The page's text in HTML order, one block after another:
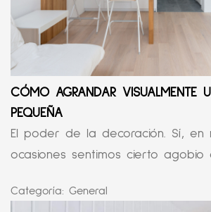
CÓMO AGRANDAR VISUALMENTE
PEQUEÑA
El poder de la decoración. Sí, en
ocasiones sentimos cierto agobio
Categoría: General